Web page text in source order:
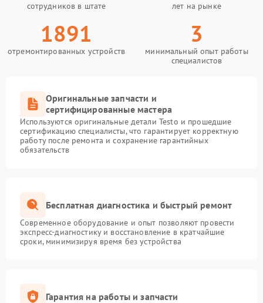
сотрудников в штате лет на рынке
1891
отремонтированных устройств
3
минимальный опыт работы
специалистов
Оригинальные запчасти и
сертифицированные мастера
Используются оригинальные детали Testo и прошедшие
сертификацию специалисты, что гарантирует корректную
работу после ремонта и сохранение гарантийных
обязательств
Бесплатная диагностика и быстрый ремонт
Современное оборудование и опыт позволяют провести
экспресс-диагностику и восстановление в кратчайшие
сроки, минимизируя время без устройства
Гарантия на работы и запчасти